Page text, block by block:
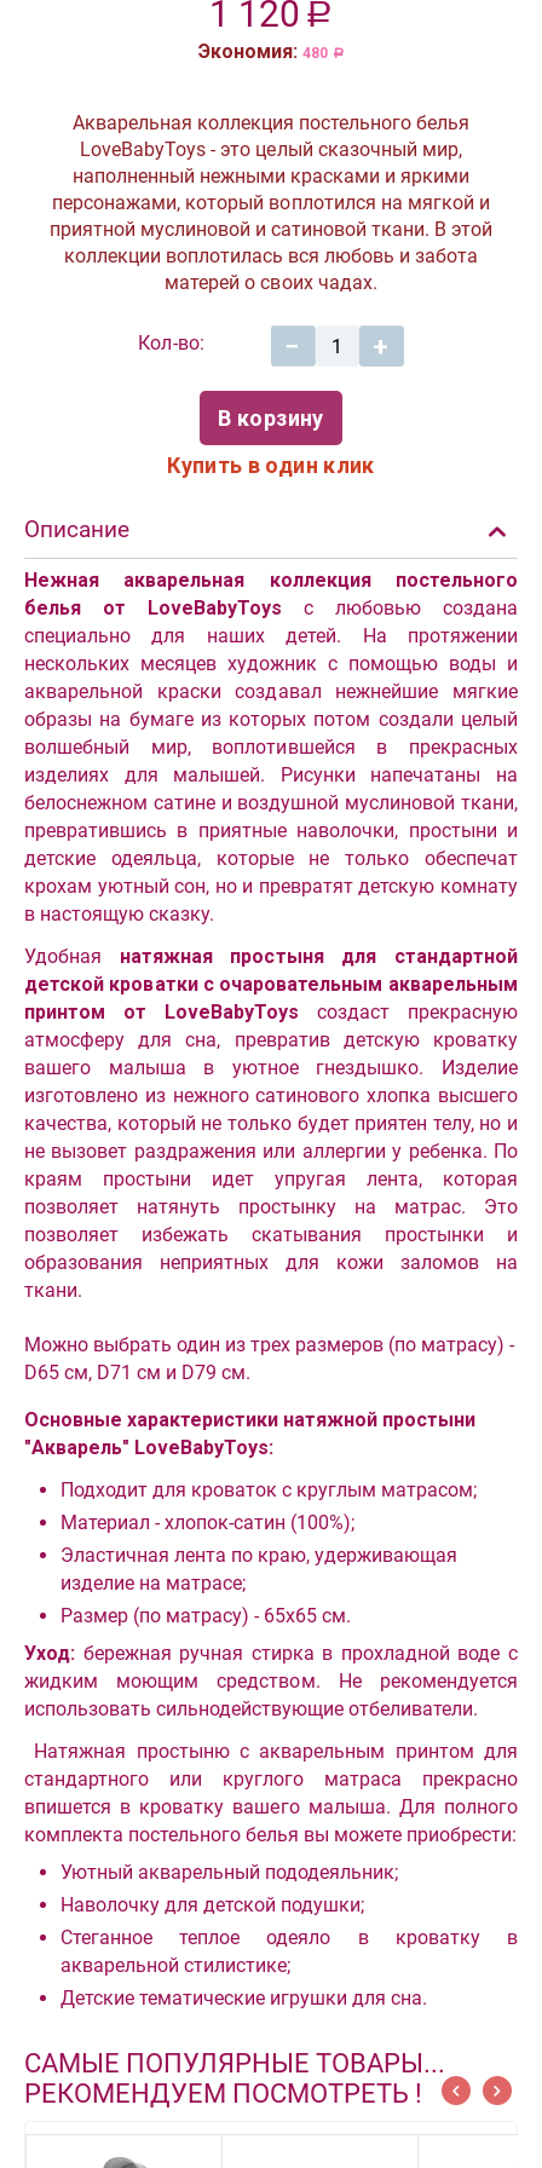
1 120 Р
Экономия: 480 Р
Акварельная коллекция постельного белья
LoveBabyToys - это целый сказочный мир,
наполненный нежными красками и яркими
персонажами, который воплотился на мягкой и
приятной муслиновой и сатиновой ткани. В этой
коллекции воплотилась вся любовь и забота
матерей о своих чадах.
Кол-во: +
−
В корзину
Купить в один клик
Описание
Нежная акварельная коллекция постельного
белья от LoveBabyToys с любовью создана
специально для наших детей. На протяжении
нескольких месяцев художник с помощью воды и
акварельной краски создавал нежнейшие мягкие
образы на бумаге из которых потом создали целый
волшебный мир, воплотившейся в прекрасных
изделиях для малышей. Рисунки напечатаны на
белоснежном сатине и воздушной муслиновой ткани,
превратившись в приятные наволочки, простыни и
детские одеяльца, которые не только обеспечат
крохам уютный сон, но и превратят детскую комнату
в настоящую сказку.
Удобная натяжная простыня для стандартной
детской кроватки с очаровательным акварельным
принтом от LoveBabyToys создаст прекрасную
атмосферу для сна, превратив детскую кроватку
вашего малыша в уютное гнездышко. Изделие
изготовлено из нежного сатинового хлопка высшего
качества, который не только будет приятен телу, но и
не вызовет раздражения или аллергии у ребенка. По
краям простыни идет упругая лента, которая
позволяет натянуть простынку на матрас. Это
позволяет избежать скатывания простынки и
образования неприятных для кожи заломов на
ткани.
Можно выбрать один из трех размеров (по матрасу) -
D65 см, D71 см и D79 см.
Основные характеристики натяжной простыни
"Акварель" LoveBabyToys:
Подходит для кроваток с круглым матрасом;
Материал - хлопок-сатин (100%);
Эластичная лента по краю, удерживающая
изделие на матрасе;
Размер (по матрасу) - 65х65 см.
Уход: бережная ручная стирка в прохладной воде с
жидким моющим средством. Не рекомендуется
использовать сильнодействующие отбеливатели.
Натяжная простыню с акварельным принтом для
стандартного или круглого матраса прекрасно
впишется в кроватку вашего малыша. Для полного
комплекта постельного белья вы можете приобрести:
Уютный акварельный пододеяльник;
Наволочку для детской подушки;
Стеганное теплое одеяло в кроватку в
акварельной стилистике;
Детские тематические игрушки для сна.
САМЫЕ ПОПУЛЯРНЫЕ ТОВАРЫ...
РЕКОМЕНДУЕМ ПОСМОТРЕТЬ !